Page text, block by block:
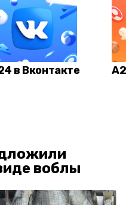
в Вконтакте
воблы